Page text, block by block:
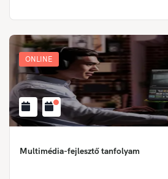
ONLINE
Multimédia-fejlesztő tanfolyam